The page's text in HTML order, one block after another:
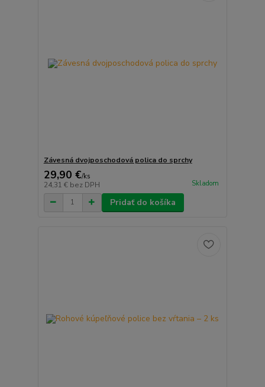
Závesná dvojposchodová polica do sprchy
29,90 €/ks
24,31 € bez DPH Skladom
Pridať do košíka